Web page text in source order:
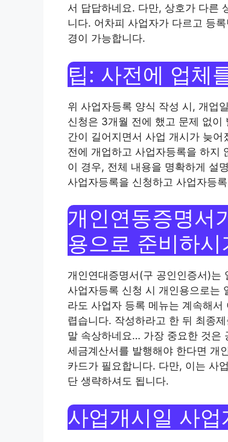
서 답답하네요. 다만, 상호가 다른
니다. 어차피 사업자가 다르고 등
경이 가능합니다.
팁: 사전에 업체
위 사업자등록 양식 작성 시, 개업
신청은 3개월 전에 했고 문제 없이
간이 길어지면서 사업 개시가 늦
전에 개업하고 사업자등록을 하지
이 경우, 전체 내용을 명확하게 설
사업자등록을 신청하고 사업자등
개인연동증명서
용으로 준비하
개인연대증명서(구 공인인증서)는
사업자등록 신청 시 개인용으로는
라도 사업자 등록 메뉴는 계속해
렵습니다. 작성하라고 한 뒤 최종
말 속상하네요… 가장 중요한 것은
세금계산서를 발행해야 한다면 개
카드가 필요합니다. 다만, 이는 사
단 생략하셔도 됩니다.
사업개시일 사